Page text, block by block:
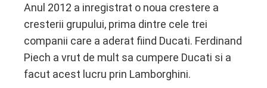
Anul 2012 a inregistrat o noua crestere a
cresterii grupului, prima dintre cele trei
companii care a aderat fiind Ducati. Ferdinand
Piech a vrut de mult sa cumpere Ducati si a
facut acest lucru prin Lamborghini.